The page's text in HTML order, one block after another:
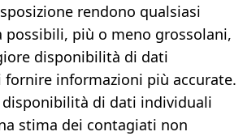
rendono qualsiasi
possibili, più o meno grossolani,
disponibilità di dati
fornire informazioni più accurate.
di dati individuali
stima dei contagiati non